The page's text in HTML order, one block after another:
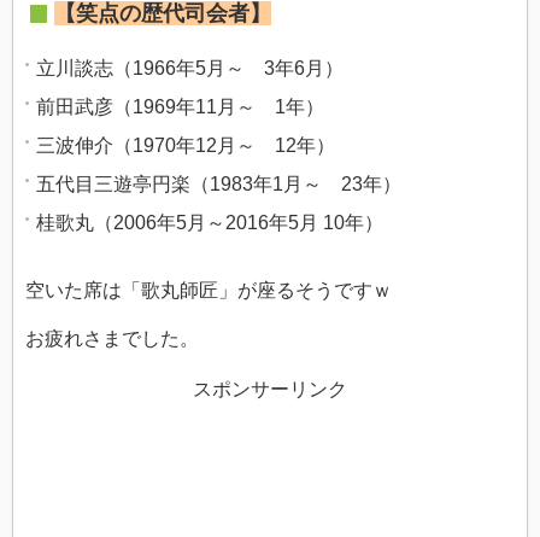
【笑点の歴代司会者】
立川談志（1966年5月～ 3年6月）
前田武彦（1969年11月～ 1年）
三波伸介（1970年12月～ 12年）
五代目三遊亭円楽（1983年1月～ 23年）
桂歌丸（2006年5月～2016年5月 10年）
空いた席は「歌丸師匠」が座るそうですｗ
お疲れさまでした。
スポンサーリンク